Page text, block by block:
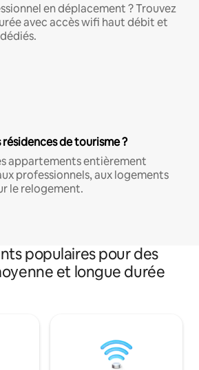
en déplacement ? Trouvez
avec accès wifi haut débit et
de tourisme ?
appartements entièrement
professionnels, aux logements
le relogement.
populaires pour des
et longue durée